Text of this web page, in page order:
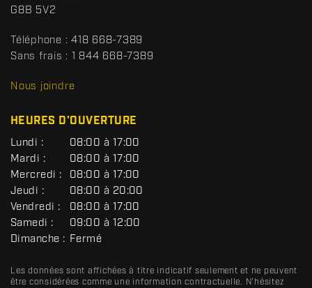
t
o
t
s
R
G8B 5V2
Téléphone : 418 668-7389
Sans frais : 1 844 668-7389
Nous joindre
HEURES D'OUVERTURE
G
É
N
É
R
A
L
Lundi :
08:00 à 17:00
Mardi :
08:00 à 17:00
Mercredi :
08:00 à 17:00
Jeudi :
08:00 à 20:00
Vendredi :
08:00 à 17:00
Samedi :
09:00 à 12:00
Dimanche : Fermé
Les données sont affichées à titre indicatif seulement et ne peuvent
être considérées comme une information contractuelle. N'hésitez